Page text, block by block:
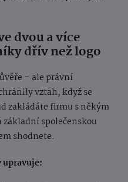
dvou a více
dřív než logo
– ale právní
vztah, když se
zakládáte firmu s někým
společenskou
shodnete.
upravuje: